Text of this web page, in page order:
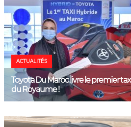
ACTUALITÉS
Toyota Du Maroc livre le premier
du Royaume !